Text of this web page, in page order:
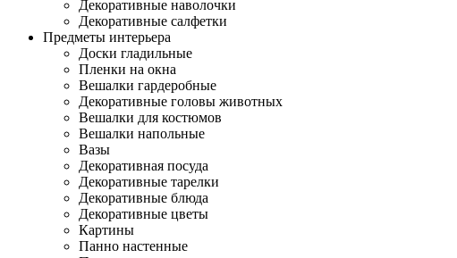
Декоративные наволочки
Декоративные салфетки
Предметы интерьера
Доски гладильные
Пленки на окна
Вешалки гардеробные
Декоративные головы животных
Вешалки для костюмов
Вешалки напольные
Вазы
Декоративная посуда
Декоративные тарелки
Декоративные блюда
Декоративные цветы
Картины
Панно настенные